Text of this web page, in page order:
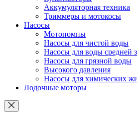
Аккумуляторная техника
Триммеры и мотокосы
Насосы
Мотопомпы
Насосы для чистой воды
Насосы для воды средней
Насосы для грязной воды
Высокого давления
Насосы для химических
Лодочные моторы